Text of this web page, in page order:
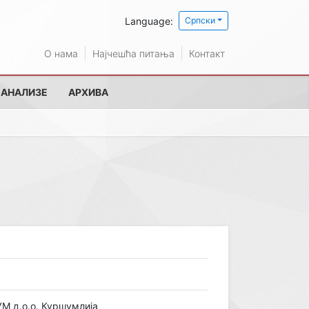
Language: Српски
О нама Најчешћа питања Контакт
АРХИВА
д.о.о. Куршумлија